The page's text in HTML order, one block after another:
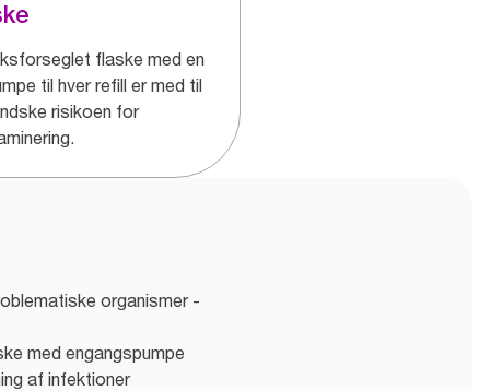
flaske med en
til hver refill er med til
risikoen for
organismer -
med engangspumpe
af infektioner